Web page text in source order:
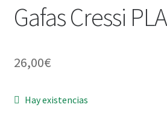
OFERTAS LAST MINUTE
WEB YOBUCEO
Gafas Cressi
26,00€
Hay existencias